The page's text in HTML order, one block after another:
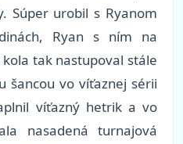
Súper urobil s Ryanom
Ryan s ním na
tak nastupoval stále
šancou vo víťaznej sérii
víťazný hetrik a vo
nasadená turnajová